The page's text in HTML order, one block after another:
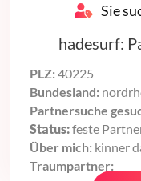
Sie
hadesurf:
PLZ: 40225
Bundesland:
Partnersuche
Status:feste
Über mich: kinner
Traumpartner: